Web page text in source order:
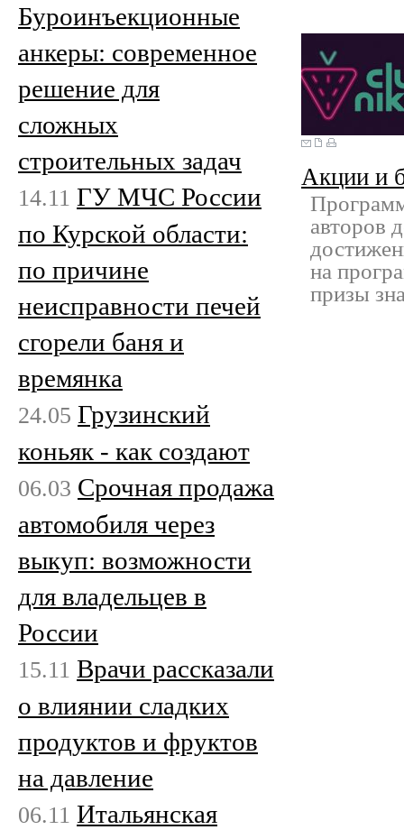
Акции и
авторов
на
призы
Буроинъекционные
анкеры: современное
решение для
сложных
строительных задач
14.11 ГУ МЧС России
по Курской области:
по причине
неисправности печей
сгорели баня и
времянка
24.05 Грузинский
коньяк - как создают
06.03 Срочная продажа
автомобиля через
выкуп: возможности
для владельцев в
России
15.11 Врачи рассказали
о влиянии сладких
продуктов и фруктов
на давление
06.11 Итальянская